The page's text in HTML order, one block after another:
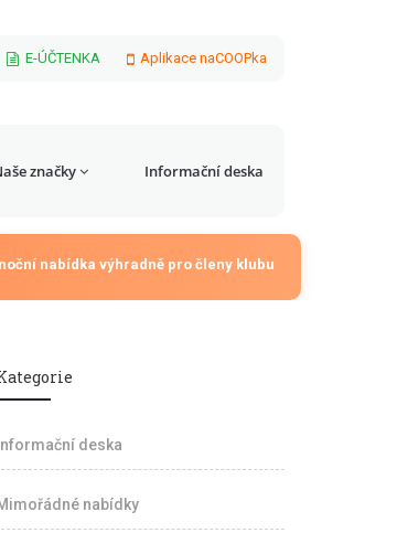
E-ÚČTENKA Aplikace naCOOPka
značky Informační deska
nabídka výhradně pro členy klubu
Informační deska
nabídky